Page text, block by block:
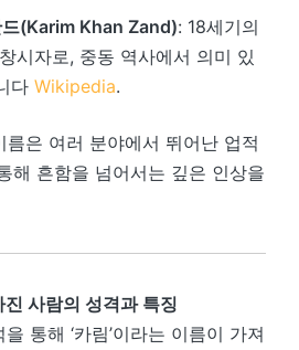
드(Karim Khan Zand): 18세기의
시자로, 중동 역사에서 의미 있
다 Wikipedia.
름은 여러 분야에서 뛰어난 업적
해 흔함을 넘어서는 깊은 인상을
사람의 성격과 특징
통해 ‘카림’이라는 이름이 가져